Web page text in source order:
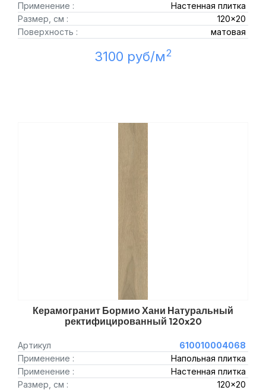
Применение :
Настенная плитка
Размер, см :
120x20
Поверхность :
матовая
3100 руб/м2
Керамогранит Бормио Хани Натуральный
ректифицированный 120x20
Артикул
610010004068
Применение :
Напольная плитка
Применение :
Настенная плитка
Размер, см :
120x20